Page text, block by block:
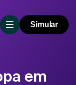
Simular
em